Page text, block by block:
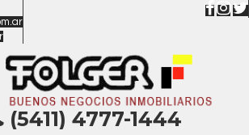
(5411) 4777-1444